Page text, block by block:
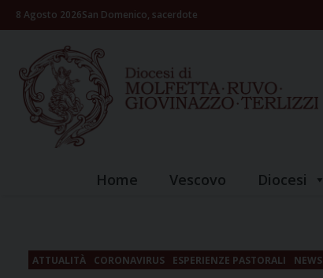
Skip8 Agosto 2026San Domenico, sacerdote
Home Vescovo Diocesi
ATTUALITÀ CORONAVIRUS ESPERIENZE PASTORALI NEWS